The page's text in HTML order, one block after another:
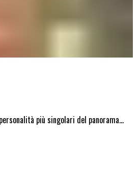
più singolari del panorama…